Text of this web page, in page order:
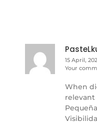
15 April,
Your
When
relevant